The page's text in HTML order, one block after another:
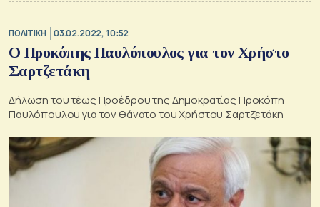
ΠΟΛΙΤΙΚΗ 03.02.2022, 10:52
Ο Προκόπης Παυλόπουλος για τον Χρήστο
Σαρτζετάκη
Δήλωση του τέως Προέδρου της Δημοκρατίας Προκόπη
Παυλόπουλου για τον θάνατο του Χρήστου Σαρτζετάκη